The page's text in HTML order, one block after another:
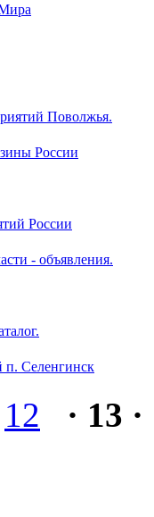
Поволжья.
России
России
- объявления.
п. Селенгинск
12
· 13 ·